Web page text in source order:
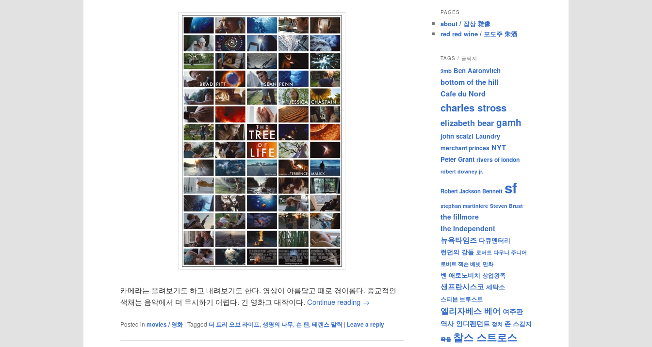
카메라는 올려보기도 하고 내려보기도 한다. 영상이 아름답고 때로 경이롭다. 종교적인
색채는 음악에서 더 무시하기 어렵다. 긴 영화고 대작이다. Continue reading →
Posted in movies / 영화 | Tagged 더 트리 오브 라이프, 생명의 나무, 숀 펜, 테렌스 말릭 | Leave a reply
PAGES
about / 잡상 雜像
red red wine / 포도주 朱酒
TAGS / 글딱지
2mb Ben Aaronvitch
bottom of the hill
Cafe du Nord
charles stross
elizabeth beargamh
john scalzi Laundry
merchant princes NYT
Peter Grant rivers of london
robert downey jr.
Robert Jackson Bennett sf
stephan martiniere Steven Brust
the fillmore
the Independent
뉴욕타임즈 다큐멘터리
런던의 강들 로버트 다우니 주니어
로버트 잭슨 베넷 만화
벤 애로노비치 상업왕족
샌프란시스코 세탁소
스티븐 브루스트
엘리자베스 베어 여주판
역사 인디펜던트 정치 존 스칼지
죽음 찰스 스트로스